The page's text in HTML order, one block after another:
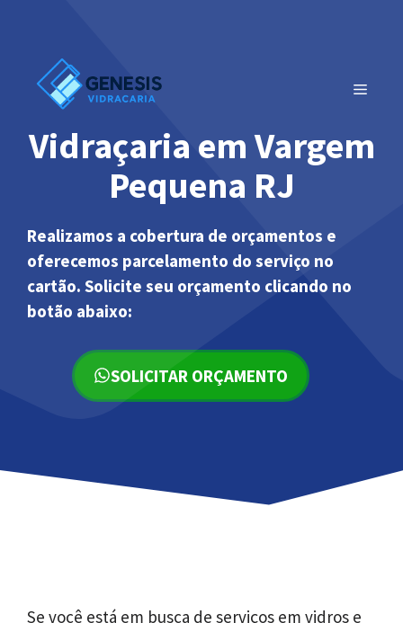
conteúdo
MENU
Vidraçaria em Vargem
Pequena RJ
Realizamos a cobertura de orçamentos e
oferecemos parcelamento do serviço no
cartão. Solicite seu orçamento clicando no
botão abaixo:
SOLICITAR ORÇAMENTO
Se você está em busca de serviços em vidros e